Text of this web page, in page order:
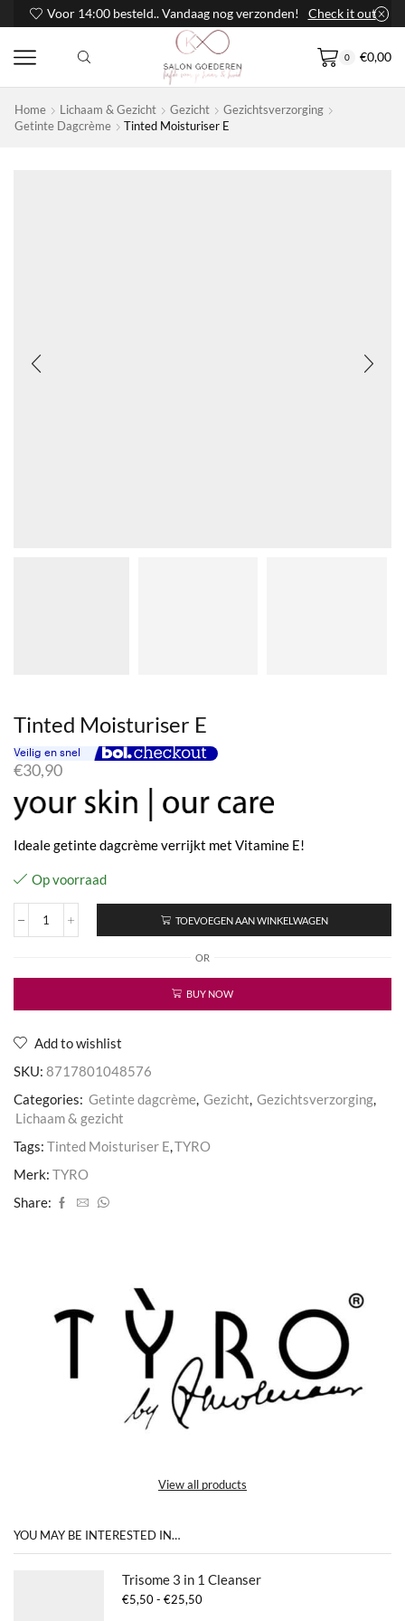
Voor 14:00 besteld.. Vandaag nog verzonden! Check it out
0 €0,00
Home Lichaam & Gezicht Gezicht
Gezichtsverzorging
Getinte Dagcrème
Tinted Moisturiser E
Tinted Moisturiser E
€30,90
Ideale getinte dagcrème verrijkt met Vitamine E!
Op voorraad
Tinted
aantal
TOEVOEGEN AAN WINKELWAGEN
OR
BUY NOW
Add to wishlist
SKU: 8717801048576
Categories: Getinte dagcrème, Gezicht, Gezichtsverzorging,
Lichaam & gezicht
Tags: Tinted Moisturiser E,TYRO
Merk: TYRO
Share:
View all products
YOU MAY BE INTERESTED IN…
Trisome 3 in 1 Cleanser
€5,50- €25,50Prijsklasse: